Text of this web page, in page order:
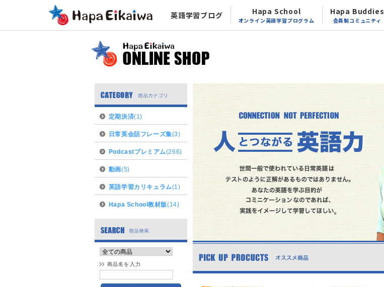
英語学習ブログ Hapa School
オンライン英語学習プログラム
Hapa Buddies
会員制コミュニティ
定期決済(1)
日常英会話フレーズ集(3)
Podcastプレミアム(266)
動画(5)
英語学習カリキュラム(1)
Hapa School教材版(14)
商品名を入力